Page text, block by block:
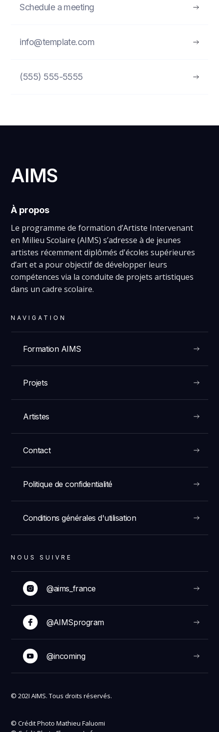
Schedule a meeting
info@template.com
(555) 555-5555
AIMS
NOUS SUIVRE
@aims_france
@AIMSprogram
@incoming
NAVIGATION
Formation AIMS
Projets
Artistes
Contact
Politique de confidentialité
Conditions générales d'utilisation
À propos
Le programme de formation d’Artiste Intervenant
en Milieu Scolaire (AIMS) s’adresse à de jeunes
artistes récemment diplômés d'écoles supérieures
d’art et a pour objectif de développer leurs
compétences via la conduite de projets artistiques
dans un cadre scolaire.
© 202I AIMS. Tous droits réservés.
© Crédit Photo Mathieu Faluomi